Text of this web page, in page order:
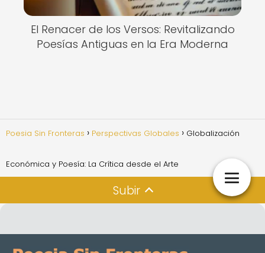
El Renacer de los Versos: Revitalizando
Poesías Antiguas en la Era Moderna
Poesia Sin Fronteras Perspectivas Globales Globalización
Económica y Poesía: La Crítica desde el Arte
Subir